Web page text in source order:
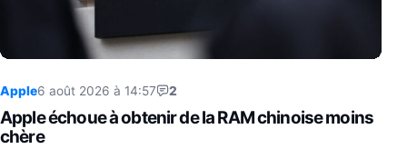
Apple6 août 2026 à 14:57 2
Apple échoue à obtenir de la RAM chinoise moins
chère